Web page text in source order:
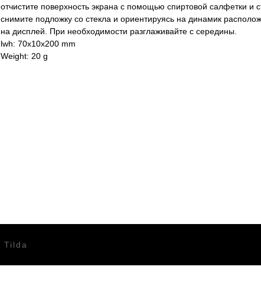
отчистите поверхность экрана с помощью спиртовой салфетки и
снимите подложку со стекла и ориентируясь на динамик
на дисплей. При необходимости разглаживайте с середины.
lwh: 70x10x200 mm
Weight: 20 g
Tilda